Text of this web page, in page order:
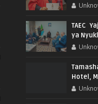
TAEC
ya
Hotel,